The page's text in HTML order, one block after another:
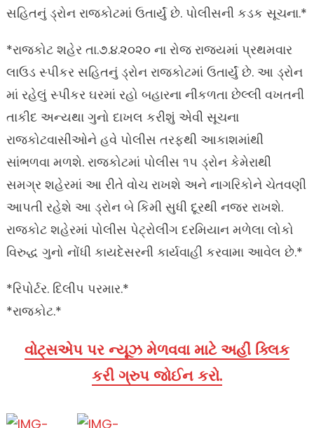
સહિતનું ડ્રોન રાજકોટમાં ઉતાર્યું છે. પોલીસની કડક સૂચના.*
*રાજકોટ શહેર તા.૭.૪.૨૦૨૦ ના રોજ રાજ્યમાં પ્રથમવાર
લાઉડ સ્પીકર સહિતનું ડ્રોન રાજકોટમાં ઉતાર્યું છે. આ ડ્રોન
માં રહેલું સ્પીકર ઘરમાં રહો બહારના નીકળતા છેલ્લી વખતની
તાકીદ અન્યથા ગુનો દાખલ કરીશું એવી સૂચના
રાજકોટવાસીઓને હવે પોલીસ તરફથી આકાશમાંથી
સાંભળવા મળશે. રાજકોટમાં પોલીસ ૧૫ ડ્રોન કેમેરાથી
સમગ્ર શહેરમાં આ રીતે વોચ રાખશે અને નાગરિકોને ચેતવણી
આપતી રહેશે આ ડ્રોન બે કિમી સુધી દૂરથી નજર રાખશે.
રાજકોટ શહેરમાં પોલીસ પેટ્રોલીંગ દરમિયાન મળેલા લોકો
વિરુદ્ધ ગુનો નોંધી કાયદેસરની કાર્યવાહી કરવામા આવેલ છે.*
*રિપોર્ટર. દિલીપ પરમાર.*
*રાજકોટ.*
વોટ્સએપ પર ન્યૂઝ મેળવવા માટે અહીં ક્લિક
કરી ગ્રુપ જોઈન કરો.